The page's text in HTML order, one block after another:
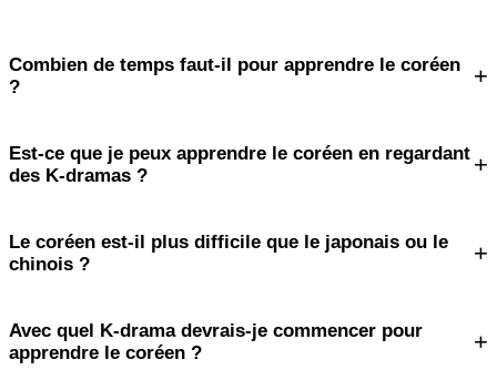
Combien de temps faut-il pour apprendre le coréen
?
+
Est-ce que je peux apprendre le coréen en regardant
des K-dramas ?
+
Le coréen est-il plus difficile que le japonais ou le
chinois ?
+
Avec quel K-drama devrais-je commencer pour
apprendre le coréen ?
+